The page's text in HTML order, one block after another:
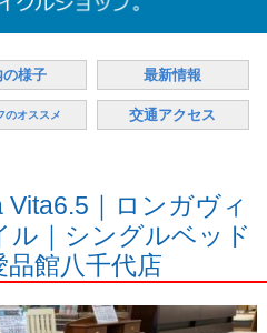
の様子 最新情報
のオススメ 交通アクセス
｜ロンガヴィ
ル｜シングルベッド
館八千代店